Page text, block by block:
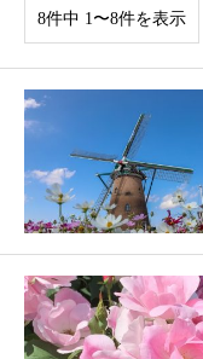
8件中 1〜8件を表示